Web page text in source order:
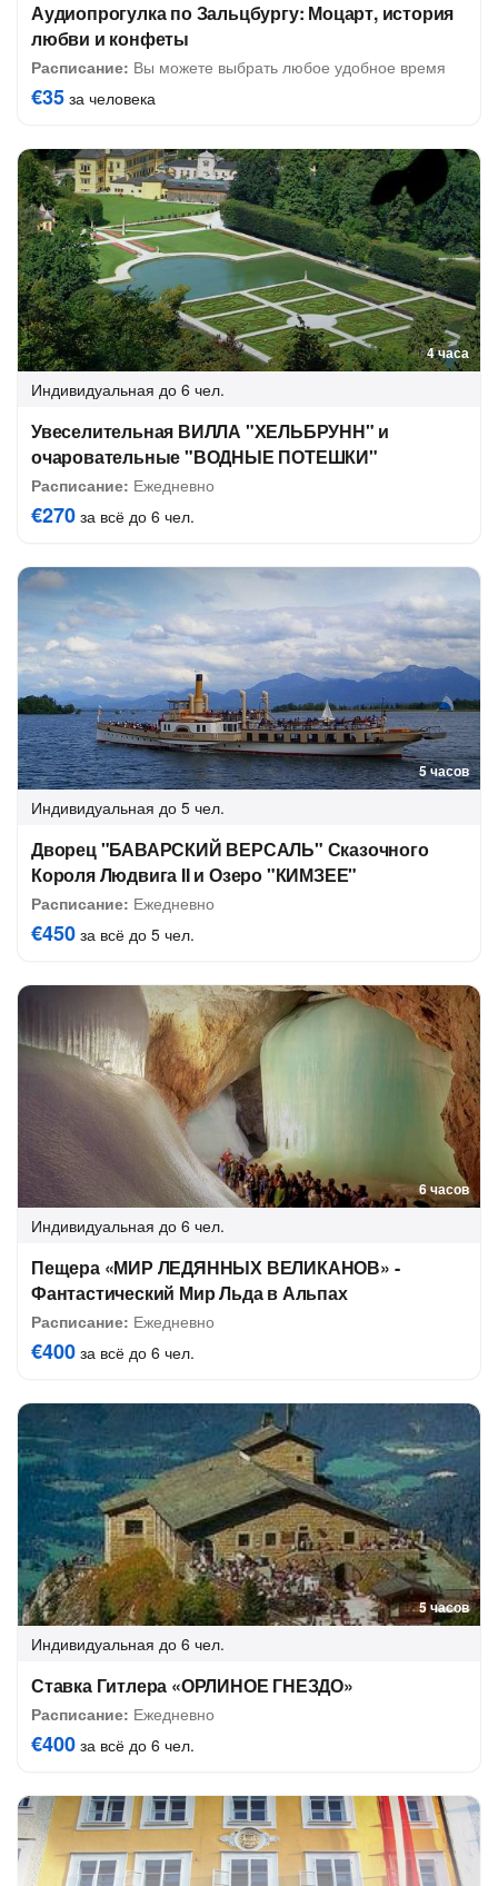
Аудиопрогулка по Зальцбургу: Моцарт, история
любви и конфеты
Расписание: Вы можете выбрать любое удобное время
€35 за человека
4 часа
Индивидуальная до 6 чел.
Увеселительная ВИЛЛА "ХЕЛЬБРУНН" и
очаровательные "ВОДНЫЕ ПОТЕШКИ"
Расписание: Ежедневно
€270 за всё до 6 чел.
5 часов
Индивидуальная до 5 чел.
Дворец "БАВАРСКИЙ ВЕРСАЛЬ" Сказочного
Короля Людвига II и Озеро "КИМЗЕЕ"
Расписание: Ежедневно
€450 за всё до 5 чел.
6 часов
Индивидуальная до 6 чел.
Пещера «МИР ЛЕДЯННЫХ ВЕЛИКАНОВ» -
Фантастический Мир Льда в Альпах
Расписание: Ежедневно
€400 за всё до 6 чел.
5 часов
Индивидуальная до 6 чел.
Ставка Гитлера «ОРЛИНОЕ ГНЕЗДО»
Расписание: Ежедневно
€400 за всё до 6 чел.